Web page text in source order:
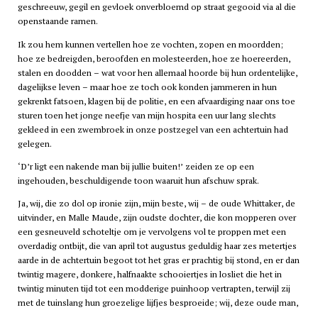
geschreeuw, gegil en gevloek onverbloemd op straat gegooid via al die
openstaande ramen.
Ik zou hem kunnen vertellen hoe ze vochten, zopen en moordden;
hoe ze bedreigden, beroofden en molesteerden, hoe ze hoereerden,
stalen en doodden – wat voor hen allemaal hoorde bij hun ordentelijke,
dagelijkse leven – maar hoe ze toch ook konden jammeren in hun
gekrenkt fatsoen, klagen bij de politie, en een afvaardiging naar ons toe
sturen toen het jonge neefje van mijn hospita een uur lang slechts
gekleed in een zwembroek in onze postzegel van een achtertuin had
gelegen.
‘D’r ligt een nakende man bij jullie buiten!’ zeiden ze op een
ingehouden, beschuldigende toon waaruit hun afschuw sprak.
Ja, wij, die zo dol op ironie zijn, mijn beste, wij – de oude Whittaker, de
uitvinder, en Malle Maude, zijn oudste dochter, die kon mopperen over
een gesneuveld schoteltje om je vervolgens vol te proppen met een
overdadig ontbijt, die van april tot augustus geduldig haar zes metertjes
aarde in de achtertuin begoot tot het gras er prachtig bij stond, en er dan
twintig magere, donkere, halfnaakte schooiertjes in losliet die het in
twintig minuten tijd tot een modderige puinhoop vertrapten, terwijl zij
met de tuinslang hun groezelige lijfjes besproeide; wij, deze oude man,